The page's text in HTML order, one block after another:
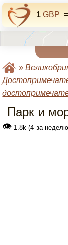
1 GBP =
»
Парк и
👁 1.8k (4 за